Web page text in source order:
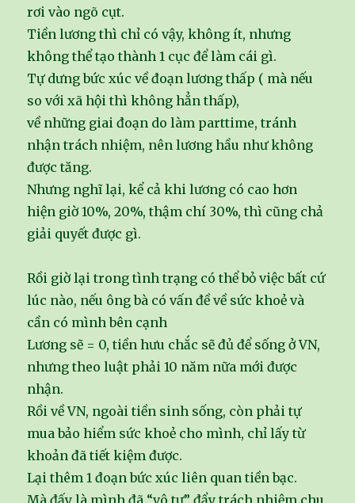
rơi vào ngõ cụt.
Tiền lương thì chỉ có vậy, không ít, nhưng
không thể tạo thành 1 cục để làm cái gì.
Tự dưng bức xúc về đoạn lương thấp ( mà nếu
so với xã hội thì không hẳn thấp),
về những giai đoạn do làm parttime, tránh
nhận trách nhiệm, nên lương hầu như không
được tăng.
Nhưng nghĩ lại, kể cả khi lương có cao hơn
hiện giờ 10%, 20%, thậm chí 30%, thì cũng chả
giải quyết được gì.
Rồi giờ lại trong tình trạng có thể bỏ việc bất cứ
lúc nào, nếu ông bà có vấn đề về sức khoẻ và
cần có mình bên cạnh
Lương sẽ = 0, tiền hưu chắc sẽ đủ để sống ở VN,
nhưng theo luật phải 10 năm nữa mới được
nhận.
Rồi về VN, ngoài tiền sinh sống, còn phải tự
mua bảo hiểm sức khoẻ cho mình, chỉ lấy từ
khoản đã tiết kiệm được.
Lại thêm 1 đoạn bức xúc liên quan tiền bạc.